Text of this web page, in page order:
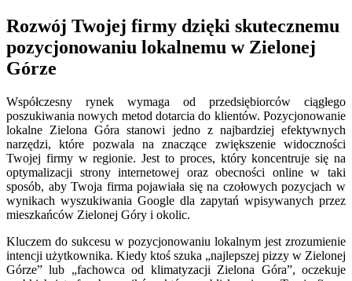
Rozwój Twojej firmy dzięki skutecznemu
pozycjonowaniu lokalnemu w Zielonej
Górze
Współczesny rynek wymaga od przedsiębiorców ciągłego
poszukiwania nowych metod dotarcia do klientów. Pozycjonowanie
lokalne Zielona Góra stanowi jedno z najbardziej efektywnych
narzędzi, które pozwala na znaczące zwiększenie widoczności
Twojej firmy w regionie. Jest to proces, który koncentruje się na
optymalizacji strony internetowej oraz obecności online w taki
sposób, aby Twoja firma pojawiała się na czołowych pozycjach w
wynikach wyszukiwania Google dla zapytań wpisywanych przez
mieszkańców Zielonej Góry i okolic.
Kluczem do sukcesu w pozycjonowaniu lokalnym jest zrozumienie
intencji użytkownika. Kiedy ktoś szuka „najlepszej pizzy w Zielonej
Górze” lub „fachowca od klimatyzacji Zielona Góra”, oczekuje